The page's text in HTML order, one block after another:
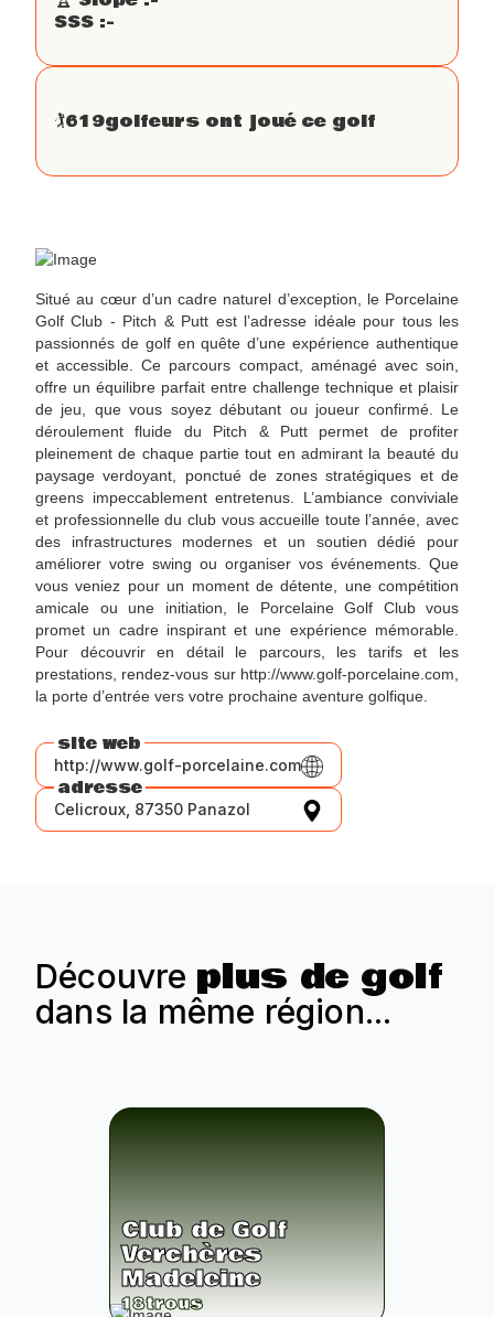
SSS :-
🏌619golfeurs ont joué ce golf
Situé au cœur d’un cadre naturel d’exception, le Porcelaine
Golf Club - Pitch & Putt est l’adresse idéale pour tous les
passionnés de golf en quête d’une expérience authentique
et accessible. Ce parcours compact, aménagé avec soin,
offre un équilibre parfait entre challenge technique et plaisir
de jeu, que vous soyez débutant ou joueur confirmé. Le
déroulement fluide du Pitch & Putt permet de profiter
pleinement de chaque partie tout en admirant la beauté du
paysage verdoyant, ponctué de zones stratégiques et de
greens impeccablement entretenus. L’ambiance conviviale
et professionnelle du club vous accueille toute l’année, avec
des infrastructures modernes et un soutien dédié pour
améliorer votre swing ou organiser vos événements. Que
vous veniez pour un moment de détente, une compétition
amicale ou une initiation, le Porcelaine Golf Club vous
promet un cadre inspirant et une expérience mémorable.
Pour découvrir en détail le parcours, les tarifs et les
prestations, rendez-vous sur http://www.golf-porcelaine.com,
la porte d’entrée vers votre prochaine aventure golfique.
site web
http://www.golf-porcelaine.com
adresse
Celicroux, 87350 Panazol
Découvre plus de golf
dans la même région...
Club de Golf
Verchères
Madeleine
18trous